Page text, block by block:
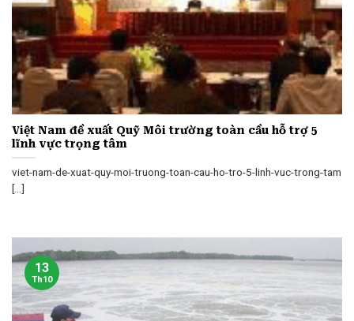
Việt Nam đề xuất Quỹ Môi trường toàn cầu hỗ trợ 5
lĩnh vực trọng tâm
viet-nam-de-xuat-quy-moi-truong-toan-cau-ho-tro-5-linh-vuc-trong-tam
[...]
13
Th10